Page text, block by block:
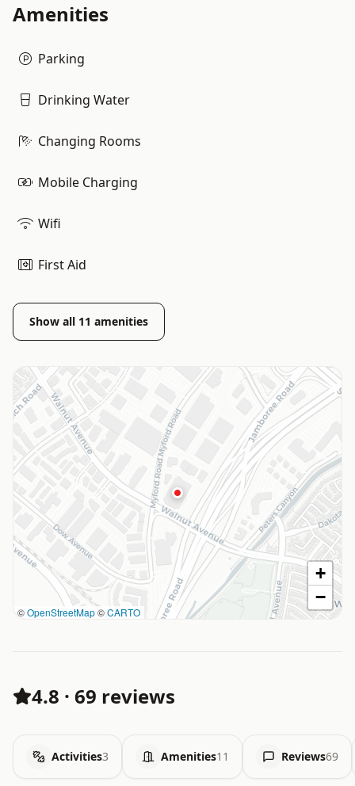
Amenities
Parking
Drinking Water
Changing Rooms
Mobile Charging
Wifi
First Aid
Show all 11 amenities
©OpenStreetMap©CARTO
+
−
4.8 · 69 reviews
Activities3 Amenities11 Reviews69